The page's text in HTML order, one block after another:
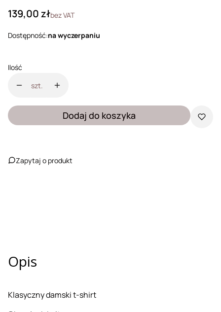
Cena
139,00 złbez VAT
Dostępność:na wyczerpaniu
Ilość
szt.
Dodaj do koszyka
Zapytaj o produkt
Opis
Klasyczny damski t-shirt